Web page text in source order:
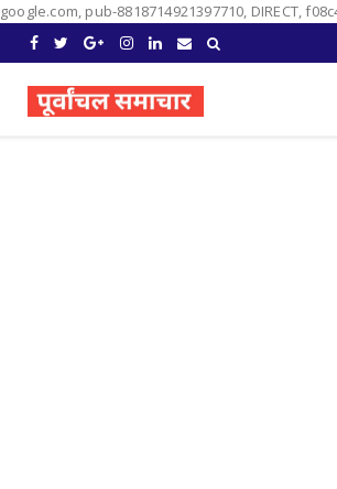
google.com, pub-8818714921397710, DIRECT,